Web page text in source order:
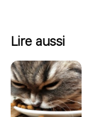
Lire aussi